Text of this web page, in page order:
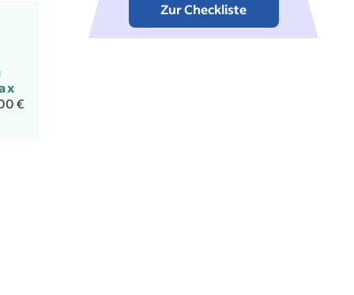
€
Zur Checkliste